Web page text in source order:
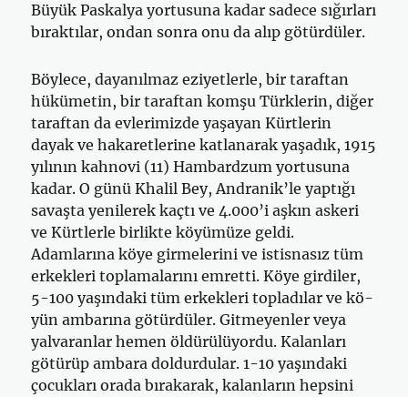
Büyük Paskalya yortusuna kadar sadece sığırları
bıraktılar, ondan sonra onu da alıp götürdüler.
Böylece, dayanılmaz eziyetlerle, bir taraftan
hükümetin, bir taraftan komşu Türklerin, diğer
taraftan da evlerimizde yaşayan Kürtlerin
dayak ve hakaretlerine katlanarak yaşadık, 1915
yılının kahnovi (11) Hambardzum yortusuna
kadar. O günü Khalil Bey, Andranik’le yaptığı
savaşta yeni­lerek kaçtı ve 4.000’i aşkın askeri
ve Kürtlerle birlikte köyümüze geldi.
Adamlarına köye girmelerini ve istisnasız tüm
erkekleri toplamalarını emretti. Köye girdiler,
5-100 yaşındaki tüm erkekleri topladılar ve kö­
yün ambarına götürdüler. Gitmeyenler veya
yalvaranlar hemen öldürü­lüyordu. Kalanları
götürüp ambara doldurdular. 1-10 yaşındaki
çocukları orada bırakarak, kalanların hepsini